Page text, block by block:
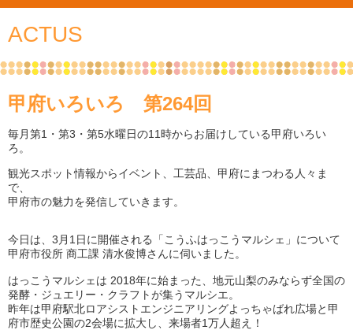
ACTUS
甲府いろいろ 第264回
毎月第1・第3・第5水曜日の11時からお届けしている甲府いろい
ろ。
観光スポット情報からイベント、工芸品、甲府にまつわる人々ま
で、
甲府市の魅力を発信していきます。
今日は、3月1日に開催される「こうふはっこうマルシェ」について
甲府市役所 商工課 清水俊博さんに伺いました。
はっこうマルシェは 2018年に始まった、地元山梨のみならず全国の
発酵・ジュエリー・クラフトが集うマルシエ。
昨年は甲府駅北ロアシストエンジニアリングよっちゃばれ広場と甲
府市歴史公園の2会場に拡大し、来場者1万人超え！